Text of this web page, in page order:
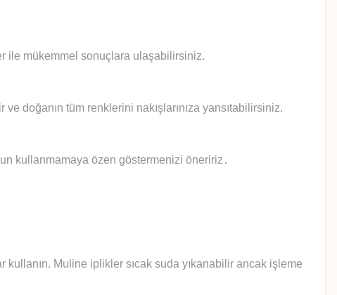
ile mükemmel sonuçlara ulaşabilirsiniz.
doğanın tüm renklerini nakışlarınıza yansıtabilirsiniz.
kullanmamaya özen göstermenizi öneririz .
kullanın. Muline iplikler sıcak suda yıkanabilir ancak işleme